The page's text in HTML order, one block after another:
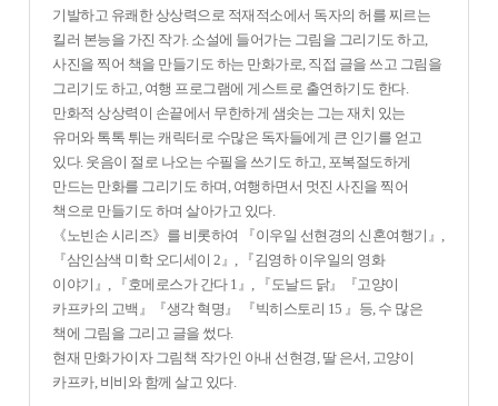
기발하고 유쾌한 상상력으로 적재적소에서 독자의 허를 찌르는
킬러 본능을 가진 작가. 소설에 들어가는 그림을 그리기도 하고,
사진을 찍어 책을 만들기도 하는 만화가로, 직접 글을 쓰고 그림을
그리기도 하고, 여행 프로그램에 게스트로 출연하기도 한다.
만화적 상상력이 손끝에서 무한하게 샘솟는 그는 재치 있는
유머와 톡톡 튀는 캐릭터로 수많은 독자들에게 큰 인기를 얻고
있다. 웃음이 절로 나오는 수필을 쓰기도 하고, 포복절도하게
만드는 만화를 그리기도 하며, 여행하면서 멋진 사진을 찍어
책으로 만들기도 하며 살아가고 있다.
《노빈손 시리즈》를 비롯하여 『이우일 선현경의 신혼여행기』,
『삼인삼색 미학 오디세이 2』, 『김영하 이우일의 영화
이야기』, 『호메로스가 간다 1』, 『도날드 닭』『고양이
카프카의 고백』『생각 혁명』 『빅히스토리 15 』등, 수 많은
책에 그림을 그리고 글을 썼다.
현재 만화가이자 그림책 작가인 아내 선현경, 딸 은서, 고양이
카프카, 비비와 함께 살고 있다.